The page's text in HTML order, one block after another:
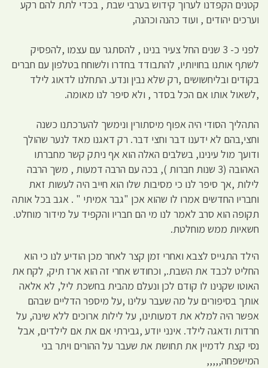
קטנים הקפדנו לערוך קידוש בערבי שבת , בכדי לתת להם רקע
וערכים יהודים , ועוד כהנה וכהנה,
לפני כ- 3 שנים החל צעיר בנינו , להסתגר עם עצמו ,להפסיק
לשתף אותנו בחויותיו, להתבודד בחדרו ולשוחח בטלפון עם חברים
בקודים ובליחשושים ,רק שלא נבין ונדע. התחלנו לדאוג לילד
,לשאול אותו אם הכל בסדר , ולא סיפר לנו מאומה.
התהליך הסודי היה אפוף מיסתורין ונימשך להערכתנו כשנה
וחצי,בהם לא ידענו דבר וחצי דבר. רק דאגנו מאד לנער שהולך
ודועך מול עינינו, בשלבים האלה הוא אף ניתק קשר מחברתו
האהובה (3 שנות חברות ), בכה עם הרבה דמעות , משך הרבה
לילות ,אך סיפר לנו כי מסיבות שלו הוא חייב היה לעשות זאת
וחבריו החדשים אמרו לו שהוא אכן "גבר אמיתי " . אגב בכל אותה
תקופה הוא סרב לאמר לנו מי הם חבריו והקפיד על מידור מוחלט.
חשאיות ממש מוחלטת.
הילד התגייס לצבא ואחרי זמן קצר לאחר מכן הודיע לנו כי הוא
החליט לכבד את השבת., וכחודש אחרי זה הוא ארז תיק, לקח את
האוטו שקנינו לו קודם לכן ונעלם מהבית בחשכת ליל, לא אלאה
אותך בסיפורים על מה שעבר עלינו ,על מיספר הדליים שבהם
אפשר היה למלא את דמעותינו, על לילות ארוכים ללא שינה, על
חרדות ודאגה לילד. אינני יודע ,גבירתי אם את אם לילדים, אבל
נסי קצת לדמיין את תחושת את שעבר על ההורים ויתר בני
המישפחה,,,,,